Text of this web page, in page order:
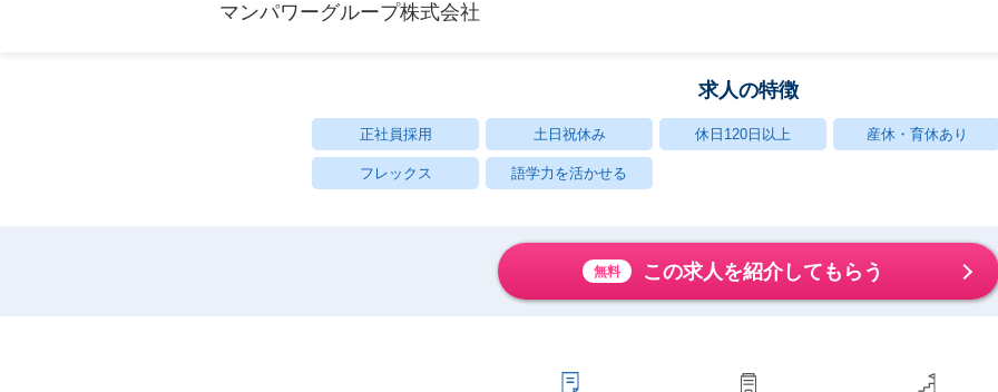
マンパワーグループ株式会社
求人の特徴
正社員採用 土日祝休み 休日120日以上 産休・育休あり
フレックス 語学力を活かせる
無料 この求人を紹介してもらう